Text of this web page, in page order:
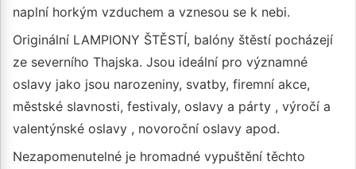
naplní horkým vzduchem a vznesou se k nebi.
Originální LAMPIONY ŠTĚSTÍ, balóny štěstí pocházejí
ze severního Thajska. Jsou ideální pro významné
oslavy jako jsou narozeniny, svatby, firemní akce,
městské slavnosti, festivaly, oslavy a párty , výročí a
valentýnské oslavy , novoroční oslavy apod.
Nezapomenutelné je hromadné vypuštění těchto